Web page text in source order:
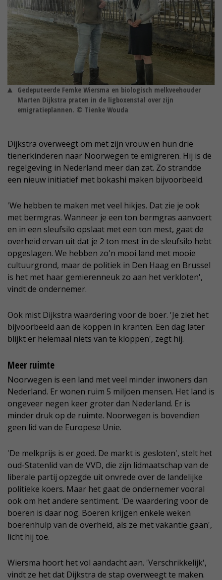
Gedeputeerde Femke Wiersma en biologisch melkveehouder
Marten Dijkstra praten in de ligboxenstal over zijn
emigratieplannen. © Tienke Wouda
Dijkstra overweegt om met zijn vrouw en hun drie
tienerkinderen naar Noorwegen te emigreren. Hij is de
regelgeving in Nederland meer dan zat. Zo strandde
een nieuw initiatief met bokashi maken bijvoorbeeld.
'We hebben te maken met veel hikjes. Dat zie je ook
met bermgras. Wanneer je een ton bermgras aanvoert
en in een sleufsilo opslaat met een ton mest, gaat de
overheid ervan uit dat je 2 ton mest in de sleufsilo hebt
opgeslagen. We hebben zo'n mooi land met mooie
cultuurgrond, maar de politiek in Den Haag en Brussel
is het met haar gemierenneuk zo aan het verkloten',
vindt de ondernemer.
Ook mist Dijkstra waardering voor de boer. 'Je ziet het
bijvoorbeeld aan de koppen in kranten. Een dag later
blijkt er helemaal niets van te kloppen', zegt hij.
Meer ruimte
Noorwegen is een land met veel minder inwoners dan
Nederland. Er wonen ruim 5 miljoen mensen. Het land is
ongeveer negen keer groter dan Nederland. Er is
minder druk op de ruimte. Noorwegen is bovendien
geen lid van de Europese Unie.
'De melkprijs is er goed. De markt is gesloten', stelt het
oud-Statenlid van de VVD, die zijn lidmaatschap van de
liberale partij opzegde uit onvrede over de landelijke
politieke koers. Maar het gaat de ondernemer vooral
ook om het andere sentiment. 'De waardering voor de
boeren is daar nog. Boeren krijgen enkele weken
boerenhulp van de overheid, als ze met vakantie gaan',
licht hij toe.
Wiersma hoort het vol aandacht aan. 'Verschrikkelijk',
vindt ze het dat Dijkstra de stap overweegt te maken.